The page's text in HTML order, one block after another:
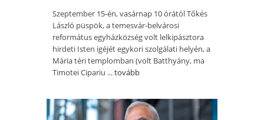
Szeptember 15-én, vasárnap 10 órától Tőkés
László püspök, a temesvár-belvárosi
református egyházközség volt lelkipásztora
hirdeti Isten igéjét egykori szolgálati helyén, a
Mária téri templomban (volt Batthyány, ma
Timotei Cipariu ...tovább